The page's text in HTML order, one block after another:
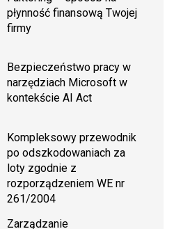
płynność finansową Twojej
firmy
Bezpieczeństwo pracy w
narzędziach Microsoft w
kontekście AI Act
Kompleksowy przewodnik
po odszkodowaniach za
loty zgodnie z
rozporządzeniem WE nr
261/2004
Zarządzanie